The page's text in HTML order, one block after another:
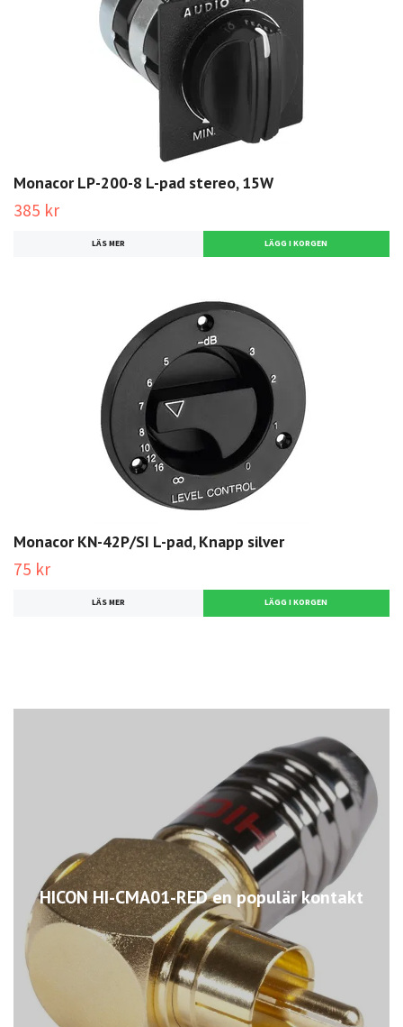
HICON HI-CMA01-RED en populär kontakt
Monacor LP-200-8 L-pad stereo, 15W
385 kr
LÄS MER
Monacor KN-42P/SI L-pad, Knapp silver
75 kr
LÄS MER